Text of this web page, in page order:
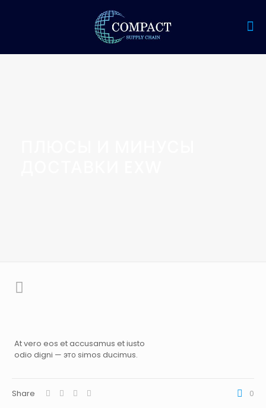
At vero eos et accusamus et iusto
odio digni — это simos ducimus.
Share 0